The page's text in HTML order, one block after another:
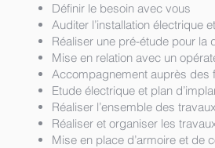
Définir le besoin avec vous
Auditer l’installation électrique
Réaliser une pré-étude pour
Mise en relation avec un
Accompagnement auprès des
Etude électrique et plan
Réaliser l’ensemble des
Réaliser et organiser les
Mise en place d’armoire et de